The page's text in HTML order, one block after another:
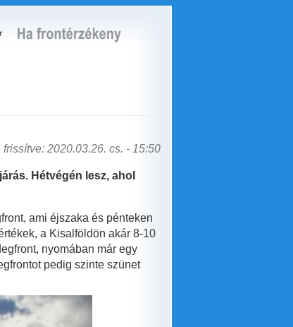
2020.03.26. cs. - 15:50
Hétvégén lesz, ahol
ami éjszaka és pénteken
a Kisalföldön akár 8-10
nyomában már egy
pedig szinte szünet